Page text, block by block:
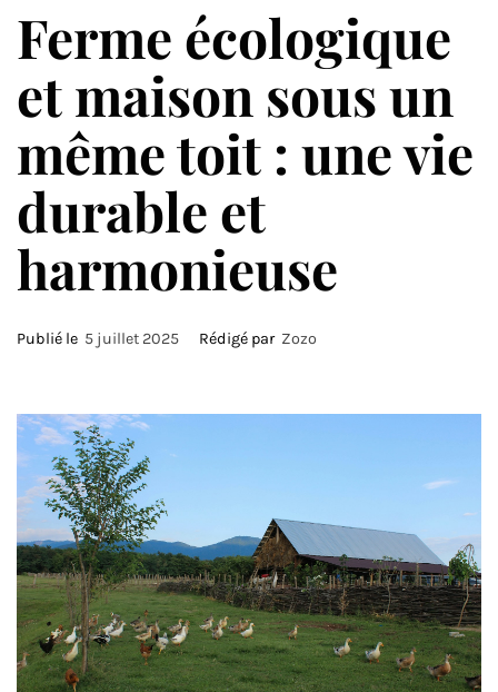
Ferme écologique
et maison sous un
même toit : une vie
durable et
harmonieuse
Publié le 5 juillet 2025 Rédigé par Zozo